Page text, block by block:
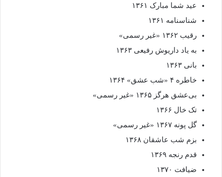
عید شما مبارک ۱۳۶۱
شناسنامه ۱۳۶۱
رقیب ۱۳۶۲ «غیر رسمی»
به یاد داریوش رفیعی ۱۳۶۳
بانی ۱۳۶۳
خاطره ۴ «شب عشق» ۱۳۶۴
بی‌عشق هرگز ۱۳۶۵ «غیر رسمی»
تک خال ۱۳۶۶
گل پونه ۱۳۶۷ «غیر رسمی»
بزم شب عاشقان ۱۳۶۸
قدم رنجه ۱۳۶۹
ضیافت ۱۳۷۰